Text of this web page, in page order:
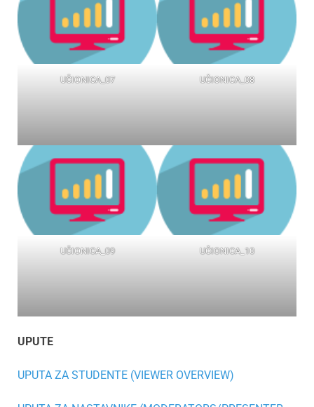
UČIONICA_07 UČIONICA_08
UČIONICA_09 UČIONICA_10
UPUTE
UPUTA ZA STUDENTE (VIEWER OVERVIEW)